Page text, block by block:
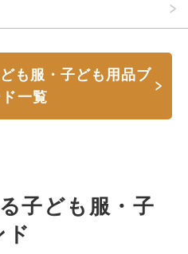
も服・子ども用品ブ
一覧
子ども服・子
ド